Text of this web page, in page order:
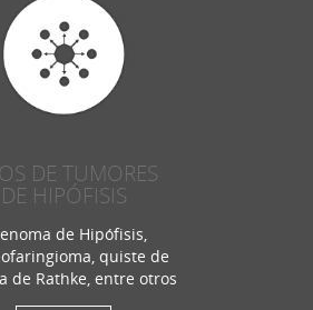
DE TUMORES
DE HIPÓFISIS
de Hipófisis,
quiste de
de Rathke, entre otros